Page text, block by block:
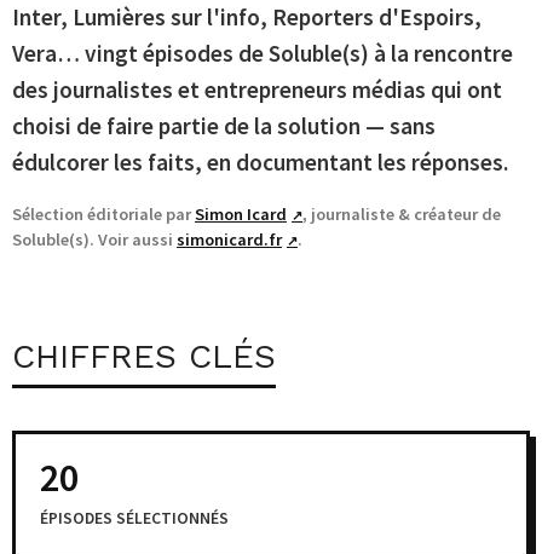
Inter, Lumières sur l'info, Reporters d'Espoirs,
Vera… vingt épisodes de Soluble(s) à la rencontre
des journalistes et entrepreneurs médias qui ont
choisi de faire partie de la solution — sans
édulcorer les faits, en documentant les réponses.
Sélection éditoriale parSimon Icard ↗, journaliste & créateur de
Soluble(s). Voir aussi simonicard.fr ↗.
CHIFFRES CLÉS
20
ÉPISODES SÉLECTIONNÉS